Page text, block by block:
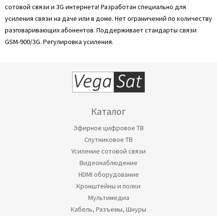
сотовой связи и 3G интернета! Разработан специально для
усиления связи на даче или в доме. Нет ограничений по количеству
разговаривающих абонентов. Поддерживает стандарты связи
GSM-900/3G. Регулировка усиления.
Каталог
Эфирное цифровое ТВ
Спутниковое ТВ
Усиление сотовой связи
Видеонаблюдение
HDMI оборудование
Кронштейны и полки
Мультимедиа
Кабель, Разъемы, Шнуры